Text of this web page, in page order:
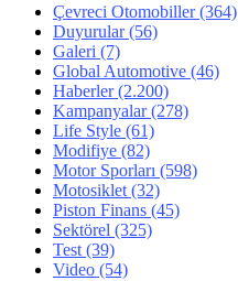
Çevreci Otomobiller(364)
Duyurular(56)
Galeri (7)
Global Automotive (46)
Haberler(2.200)
Kampanyalar(278)
Life Style (61)
Modifiye (82)
Motor Sporları (598)
Motosiklet (32)
Piston Finans (45)
Sektörel (325)
Test (39)
Video (54)